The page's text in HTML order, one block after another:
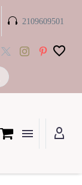

 2109609501